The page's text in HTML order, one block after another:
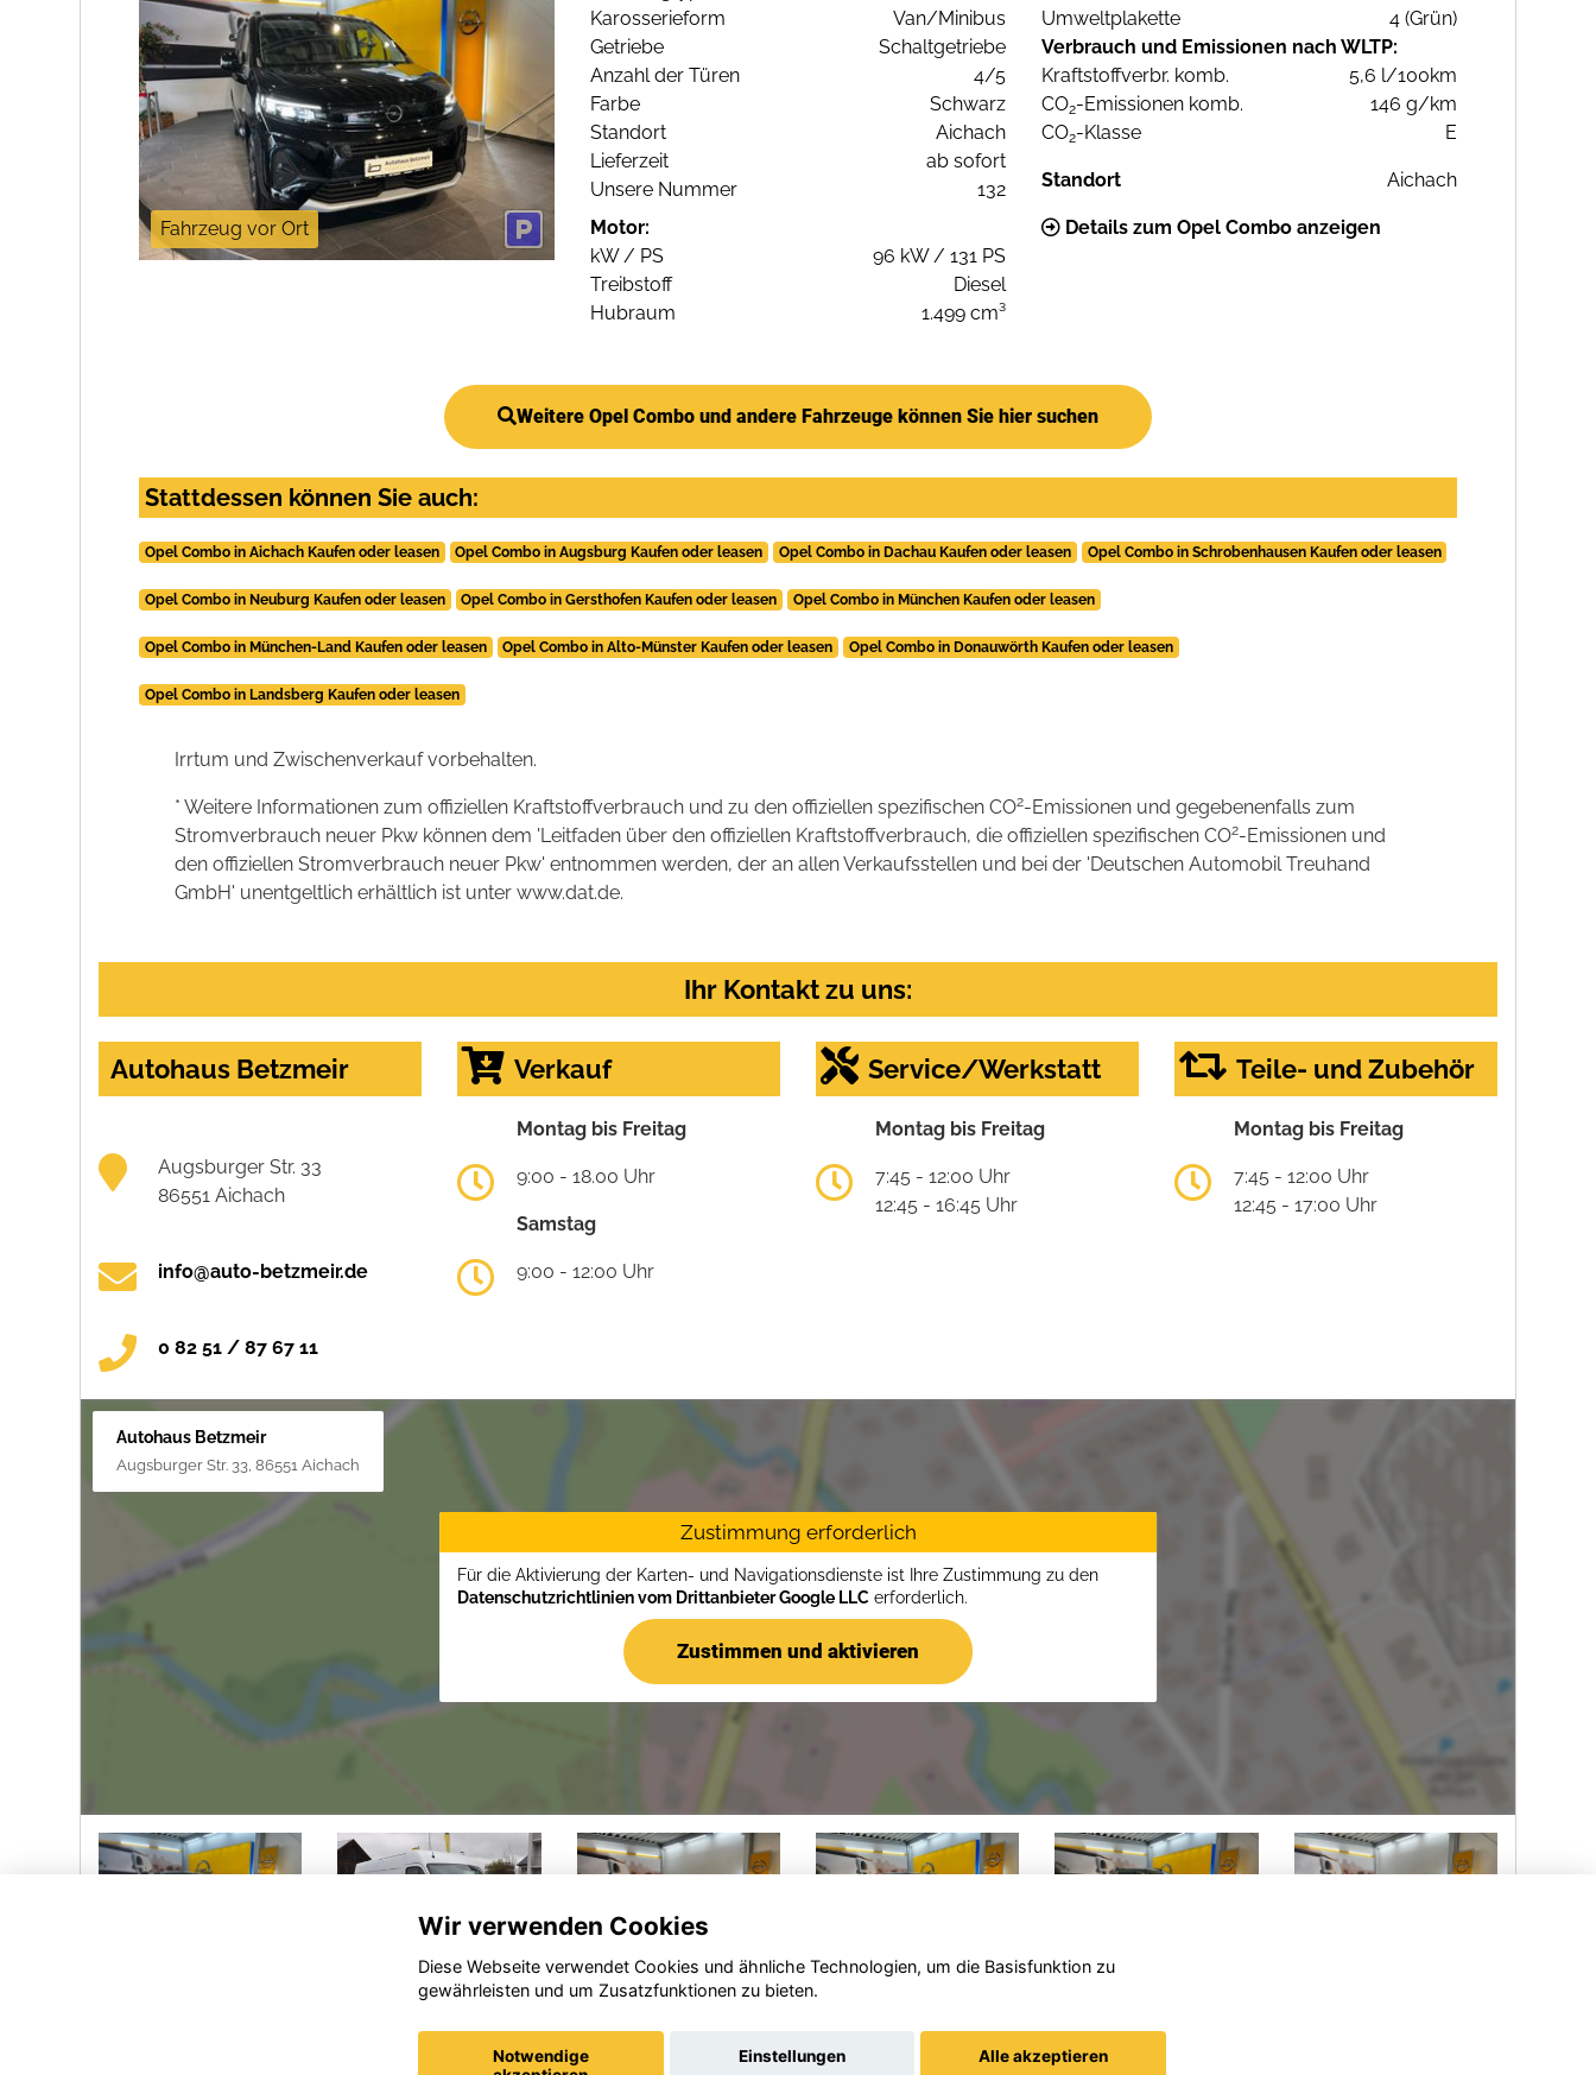
Fahrzeug vor Ort
Karosserieform
Van/Minibus
Getriebe
Schaltgetriebe
Anzahl der Türen
4/5
Farbe
Schwarz
Standort
Aichach
Lieferzeit
ab sofort
Unsere Nummer
132
Motor:
kW / PS
96 kW / 131 PS
Treibstoff
Diesel
Hubraum
1.499 cm³
Umweltplakette
4 (Grün)
Verbrauch und Emissionen nach WLTP:
Kraftstoffverbr. komb.
5,6 l/100km
CO2-Emissionen komb.
146 g/km
CO2-Klasse E
Standort Aichach
Details zum Opel Combo anzeigen
Weitere Opel Combo und andere Fahrzeuge können Sie hier suchen
Stattdessen können Sie auch:
Opel Combo in Aichach Kaufen oder leasen Opel Combo in Augsburg Kaufen oder leasen Opel Combo in Dachau Kaufen oder leasen Opel Combo in Schrobenhausen Kaufen oder leasen
Opel Combo in Neuburg Kaufen oder leasen Opel Combo in Gersthofen Kaufen oder leasen Opel Combo in München Kaufen oder leasen
Opel Combo in München-Land Kaufen oder leasen Opel Combo in Alto-Münster Kaufen oder leasen Opel Combo in Donauwörth Kaufen oder leasen
Opel Combo in Landsberg Kaufen oder leasen
Irrtum und Zwischenverkauf vorbehalten.
* Weitere Informationen zum offiziellen Kraftstoffverbrauch und zu den offiziellen spezifischen CO2-Emissionen und gegebenenfalls zum
Stromverbrauch neuer Pkw können dem 'Leitfaden über den offiziellen Kraftstoffverbrauch, die offiziellen spezifischen CO2-Emissionen und
den offiziellen Stromverbrauch neuer Pkw' entnommen werden, der an allen Verkaufsstellen und bei der 'Deutschen Automobil Treuhand
GmbH' unentgeltlich erhältlich ist unter www.dat.de.
Ihr Kontakt zu uns:
Autohaus Betzmeir
Augsburger Str. 33
86551 Aichach
info@auto-betzmeir.de
0 82 51 / 87 67 11
Verkauf
Montag bis Freitag
9:00 - 18.00 Uhr
Samstag
9:00 - 12:00 Uhr
Service/Werkstatt
Montag bis Freitag
7:45 - 12:00 Uhr
12:45 - 16:45 Uhr
Teile- und Zubehör
Montag bis Freitag
7:45 - 12:00 Uhr
12:45 - 17:00 Uhr
Autohaus Betzmeir
Augsburger Str. 33, 86551 Aichach
Zustimmung erforderlich
Für die Aktivierung der Karten- und Navigationsdienste ist Ihre Zustimmung zu den
Datenschutzrichtlinien vom Drittanbieter Google LLC erforderlich.
Zustimmen und aktivieren
Corsa
Corsa
Mokka
Corsa
Wir verwenden Cookies
Diese Webseite verwendet Cookies und ähnliche Technologien, um die Basisfunktion zu
gewährleisten und um Zusatzfunktionen zu bieten.
Notwendige
Einstellungen Alle akzeptieren